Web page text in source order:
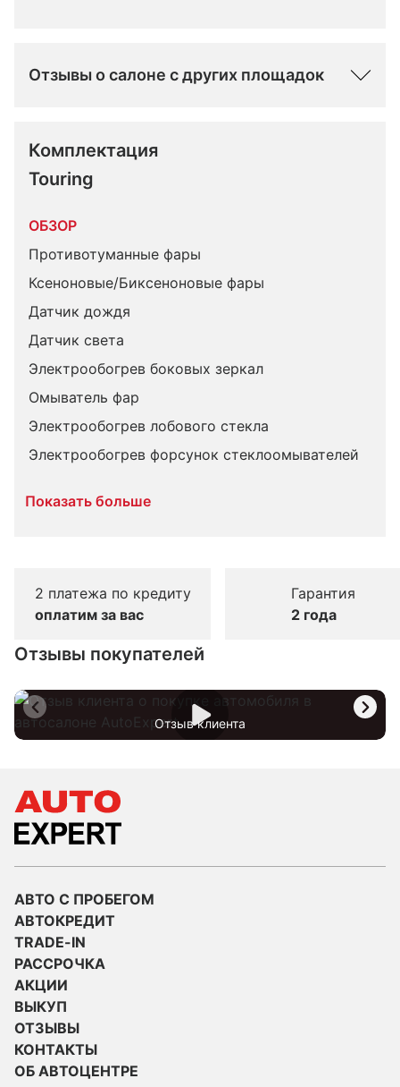
Отзывы о салоне с других площадок
Комплектация
Touring
ОБЗОР
Противотуманные фары
Ксеноновые/Биксеноновые фары
Датчик дождя
Датчик света
Электрообогрев боковых зеркал
Омыватель фар
Электрообогрев лобового стекла
Электрообогрев форсунок стеклоомывателей
Показать больше
2 платежа по кредиту
оплатим за вас
Гарантия
2 года
Отзывы покупателей
Отзыв клиента
АВТО С ПРОБЕГОМ
АВТОКРЕДИТ
TRADE-IN
РАССРОЧКА
АКЦИИ
ВЫКУП
ОТЗЫВЫ
КОНТАКТЫ
ОБ АВТОЦЕНТРЕ